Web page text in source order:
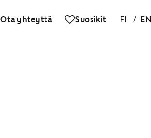
Ota yhteyttä Suosikit FI / EN